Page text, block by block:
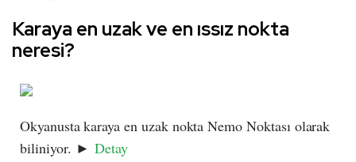
Karaya en uzak ve en ıssız nokta
neresi?
Okyanusta karaya en uzak nokta Nemo Noktası olarak
biliniyor. ►Detay